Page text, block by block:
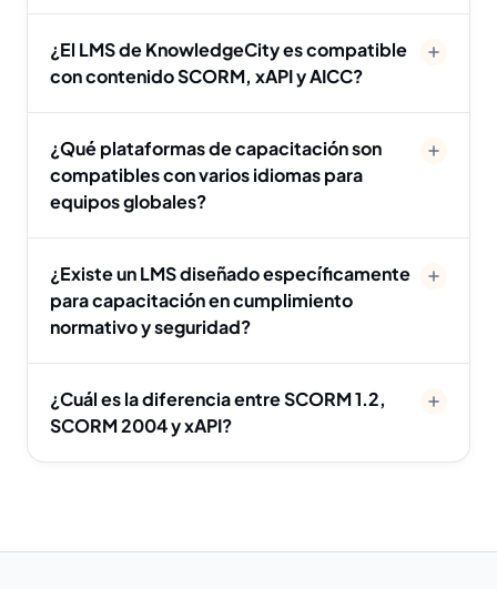
¿El LMS de KnowledgeCity es compatible
con contenido SCORM, xAPI y AICC?
¿Qué plataformas de capacitación son
compatibles con varios idiomas para
equipos globales?
¿Existe un LMS diseñado específicamente
para capacitación en cumplimiento
normativo y seguridad?
¿Cuál es la diferencia entre SCORM 1.2,
SCORM 2004 y xAPI?